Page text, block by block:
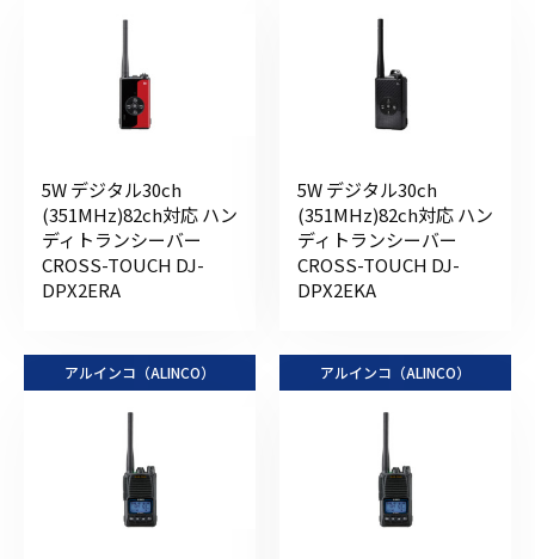
5W デジタル30ch
(351MHz)82ch対応 ハン
ディトランシーバー
CROSS-TOUCH DJ-
DPX2ERA
5W デジタル30ch
(351MHz)82ch対応 ハン
ディトランシーバー
CROSS-TOUCH DJ-
DPX2EKA
アルインコ（ALINCO） アルインコ（ALINCO）